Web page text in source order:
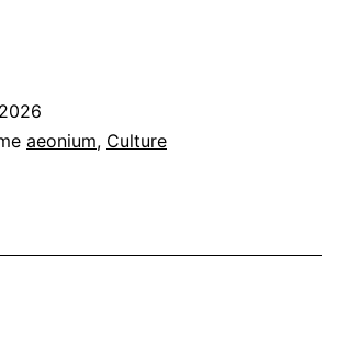
aeonium, Culture